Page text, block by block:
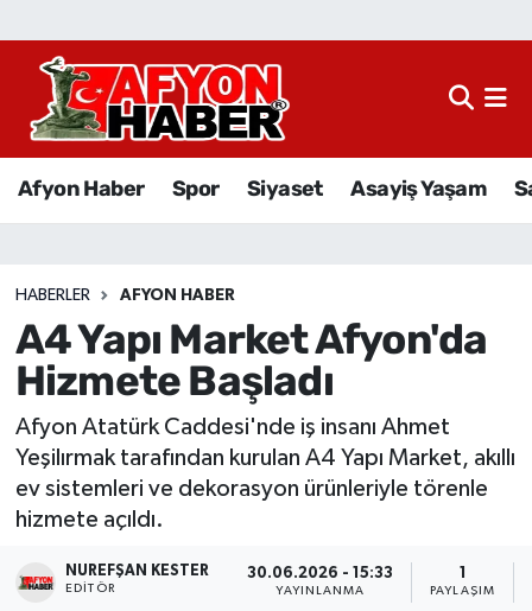
Afyon Haber Spor Siyaset Asayiş Yaşam
HABERLER AFYON HABER
A4 Yapı Market Afyon'da
Hizmete Başladı
Afyon Atatürk Caddesi'nde iş insanı Ahmet
Yeşilırmak tarafından kurulan A4 Yapı Market, akıllı
ev sistemleri ve dekorasyon ürünleriyle törenle
hizmete açıldı.
NUREFŞAN KESTER
EDITÖR
30.06.2026 - 15:33
YAYINLANMA PAYLAŞIM
Afyon Haber
Sağlık
Eğitim
Sivil Toplum
Ekonomi
Magazin